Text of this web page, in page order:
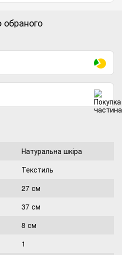
обраного
Натуральна шкіра
Текстиль
27 см
37 см
8 см
1